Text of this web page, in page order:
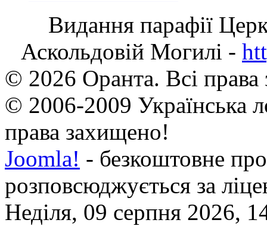
Видання парафії
Аскольдовій Могилі -
© 2026 Оранта. Всі
© 2006-2009 Українська
права захищено!
Joomla! - безкоштовне
розповсюджується за
Неділя, 09 серпня 2026,